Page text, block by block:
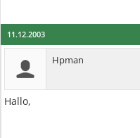
11.12.2003
Hpman
Hallo,